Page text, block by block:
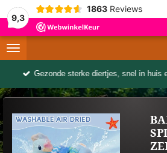
9,3
1863 Reviews
Gezonde sterke diertjes, snel in huis